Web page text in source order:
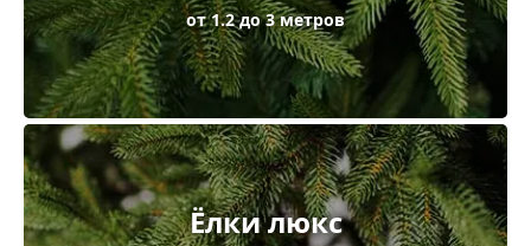
от 1.2 до 3 метров
Ёлки люкс